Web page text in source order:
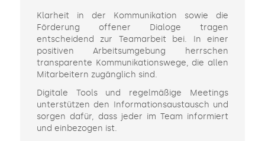
Klarheit in der Kommunikation sowie die
Förderung offener Dialoge tragen
entscheidend zur Teamarbeit bei. In einer
positiven Arbeitsumgebung herrschen
transparente Kommunikationswege, die allen
Mitarbeitern zugänglich sind.
Digitale Tools und regelmäßige Meetings
unterstützen den Informationsaustausch und
sorgen dafür, dass jeder im Team informiert
und einbezogen ist.